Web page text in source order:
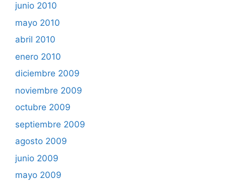
junio 2010
mayo 2010
abril 2010
enero 2010
diciembre 2009
noviembre 2009
octubre 2009
septiembre 2009
agosto 2009
junio 2009
mayo 2009